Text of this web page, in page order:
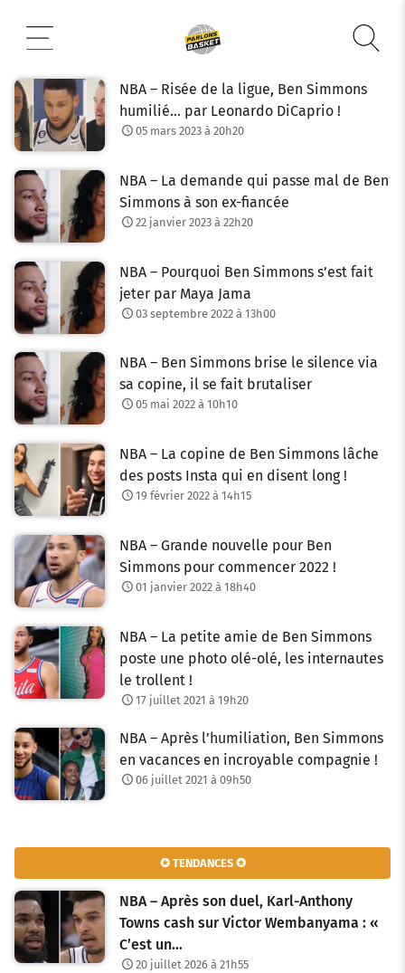
contenu
NBA – Risée de la ligue, Ben Simmons
humilié… par Leonardo DiCaprio !
05 mars 2023 à 20h20
NBA – La demande qui passe mal de Ben
Simmons à son ex-fiancée
22 janvier 2023 à 22h20
NBA – Pourquoi Ben Simmons s’est fait
jeter par Maya Jama
03 septembre 2022 à 13h00
NBA – Ben Simmons brise le silence via
sa copine, il se fait brutaliser
05 mai 2022 à 10h10
NBA – La copine de Ben Simmons lâche
des posts Insta qui en disent long !
19 février 2022 à 14h15
NBA – Grande nouvelle pour Ben
Simmons pour commencer 2022 !
01 janvier 2022 à 18h40
NBA – La petite amie de Ben Simmons
poste une photo olé-olé, les internautes
le trollent !
17 juillet 2021 à 19h20
NBA – Après l’humiliation, Ben Simmons
en vacances en incroyable compagnie !
06 juillet 2021 à 09h50
✪ TENDANCES ✪
NBA – Après son duel, Karl-Anthony
Towns cash sur Victor Wembanyama : «
C’est un…
20 juillet 2026 à 21h55